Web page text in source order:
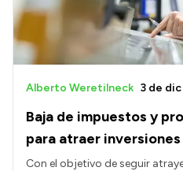
Baja de impuestos y
para atraer inversiones
Alberto Weretilneck 3 de
Con el objetivo de seguir